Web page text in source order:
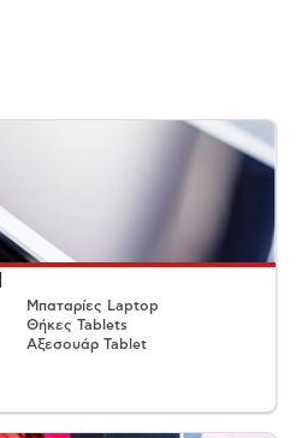
Μπαταρίες Laptop
Θήκες Tablets
Αξεσουάρ Tablet